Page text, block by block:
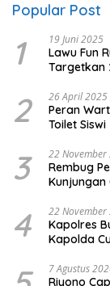
Popular Post
1 19 Juni 2025
Lawu Fun
Targetkan
2 26 April 2025
Peran
Toilet Siswi
3 22 November
Rembug
4 22 November
Kapolres
Kapolda
7 Agustus
Riyono